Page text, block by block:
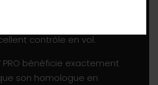
abaisse votre centre de
contrôle en vol.
PRO bénéficie exactement
son homologue en